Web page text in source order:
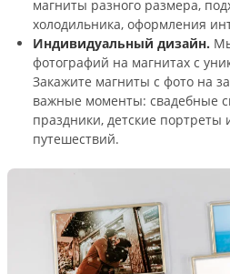
магниты разного размера,
холодильника, оформления
Индивидуальный дизайн.
фотографий на магнитах с
Закажите магниты с фото на
важные моменты: свадебные
праздники, детские портреты
путешествий.